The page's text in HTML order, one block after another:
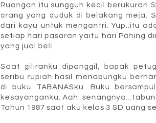
Ruangan itu sungguh kecil berukuran
orang yang duduk di belakang meja.
dari kayu untuk mengantri. Yup..itu
setiap hari pasaran yaitu hari Pahing
yang jual beli.
Saat giliranku dipanggil, bapak
seribu rupiah hasil menabungku
di buku TABANASku. Buku
kesayanganku.
Tahun 1987 saat aku kelas 3 SD uang